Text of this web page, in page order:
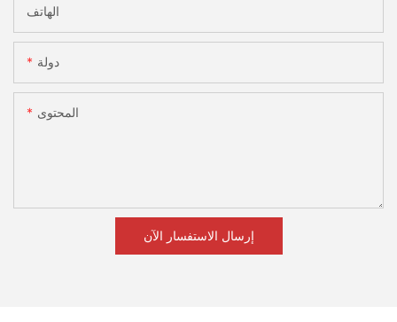
الهاتف
دولة
المحتوى
إرسال الاستفسار الآن